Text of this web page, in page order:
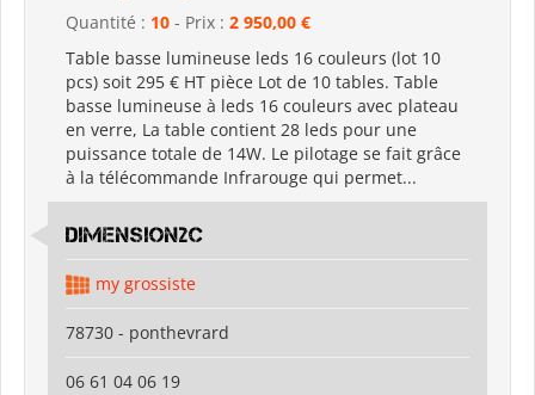
Quantité : 10 - Prix : 2 950,00 €
Table basse lumineuse leds 16 couleurs (lot 10
pcs) soit 295 € HT pièce Lot de 10 tables. Table
basse lumineuse à leds 16 couleurs avec plateau
en verre, La table contient 28 leds pour une
puissance totale de 14W. Le pilotage se fait grâce
à la télécommande Infrarouge qui permet...
dimension2c
my grossiste
78730 - ponthevrard
06 61 04 06 19